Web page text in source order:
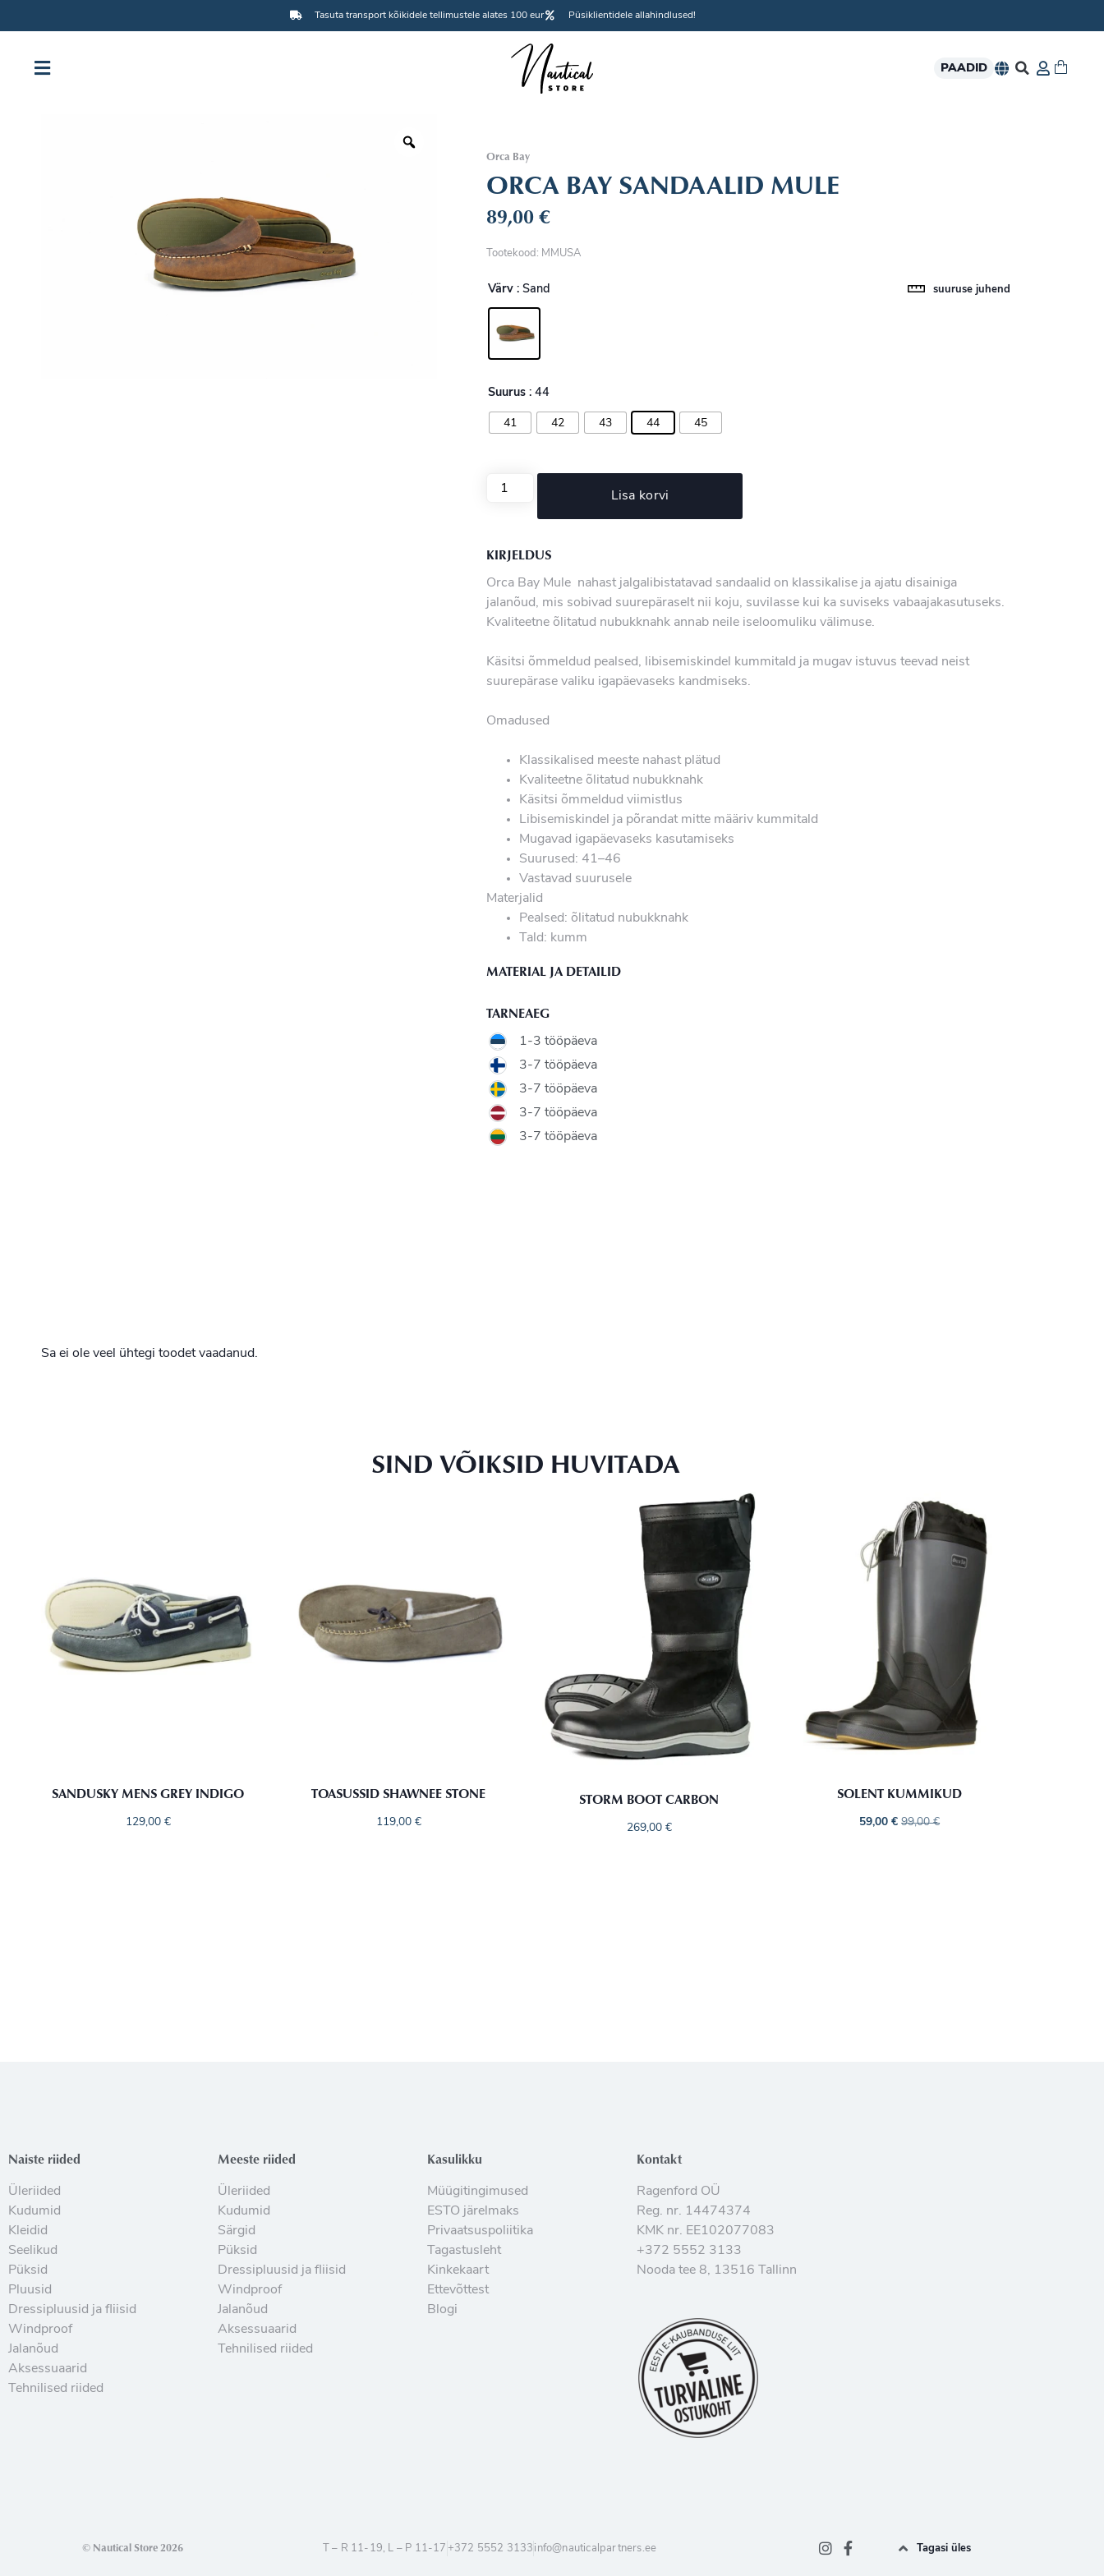
Tasuta transport kõikidele tellimustele alates 100 eur Püsiklientidele allahindlused!
PAADID
Orca Bay
ORCA BAY SANDAALID MULE
89,00€
Tootekood: MMUSA
Värv : Sand
Suurus : 44
41 42 43 44 45
suuruse juhend
Lisa korvi
KIRJELDUS
Orca Bay Mule nahast jalgalibistatavad sandaalid on klassikalise ja ajatu disainiga
jalanõud, mis sobivad suurepäraselt nii koju, suvilasse kui ka suviseks vabaajakasutuseks.
Kvaliteetne õlitatud nubukknahk annab neile iseloomuliku välimuse.
Käsitsi õmmeldud pealsed, libisemiskindel kummitald ja mugav istuvus teevad neist
suurepärase valiku igapäevaseks kandmiseks.
Omadused
Klassikalised meeste nahast plätud
Kvaliteetne õlitatud nubukknahk
Käsitsi õmmeldud viimistlus
Libisemiskindel ja põrandat mitte määriv kummitald
Mugavad igapäevaseks kasutamiseks
Suurused: 41–46
Vastavad suurusele
Materjalid
Pealsed: õlitatud nubukknahk
Tald: kumm
MATERIAL JA DETAILID
TARNEAEG
1-3 tööpäeva
3-7 tööpäeva
3-7 tööpäeva
3-7 tööpäeva
3-7 tööpäeva
Sa ei ole veel ühtegi toodet vaadanud.
SIND VÕIKSID HUVITADA
SANDUSKY MENS GREY INDIGO
129,00 €
TOASUSSID SHAWNEE STONE
119,00 €
STORM BOOT CARBON
269,00 €
SOLENT KUMMIKUD
59,00€ 99,00€
Naiste riided
Üleriided
Kudumid
Kleidid
Seelikud
Püksid
Pluusid
Dressipluusid ja fliisid
Windproof
Jalanõud
Aksessuaarid
Tehnilised riided
Meeste riided
Üleriided
Kudumid
Särgid
Püksid
Dressipluusid ja fliisid
Windproof
Jalanõud
Aksessuaarid
Tehnilised riided
Kasulikku
Müügitingimused
ESTO järelmaks
Privaatsuspoliitika
Tagastusleht
Kinkekaart
Ettevõttest
Blogi
Kontakt
Ragenford OÜ
Reg. nr. 14474374
KMK nr. EE102077083
+372 5552 3133
Nooda tee 8, 13516 Tallinn
© Nautical Store 2026 T – R 11-19, L – P 11-17 +372 5552 3133 info@nauticalpartners.ee Tagasi üles